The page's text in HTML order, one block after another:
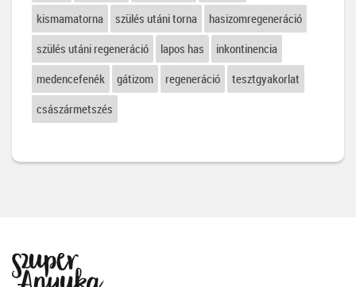
kismamatorna
szülés utáni torna
hasizomregeneráció
szülés utáni regeneráció
lapos has
inkontinencia
medencefenék
gátizom regeneráció
tesztgyakorlat
császármetszés